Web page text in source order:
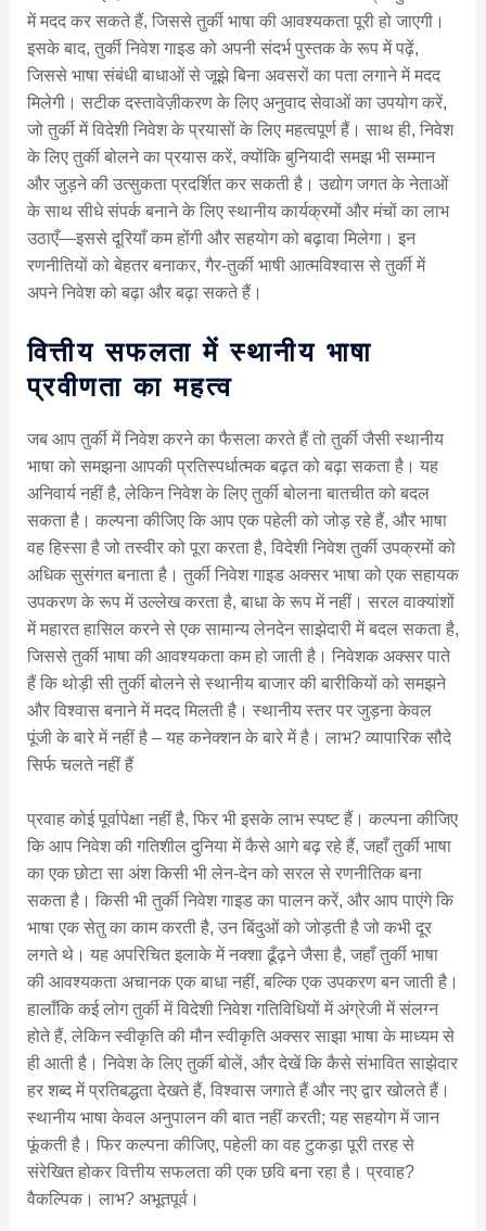
में मदद कर सकते हैं, जिससे तुर्की भाषा की आवश्यकता पूरी हो जाएगी।
इसके बाद, तुर्की निवेश गाइड को अपनी संदर्भ पुस्तक के रूप में पढ़ें,
जिससे भाषा संबंधी बाधाओं से जूझे बिना अवसरों का पता लगाने में मदद
मिलेगी। सटीक दस्तावेज़ीकरण के लिए अनुवाद सेवाओं का उपयोग करें,
जो तुर्की में विदेशी निवेश के प्रयासों के लिए महत्वपूर्ण हैं। साथ ही, निवेश
के लिए तुर्की बोलने का प्रयास करें, क्योंकि बुनियादी समझ भी सम्मान
और जुड़ने की उत्सुकता प्रदर्शित कर सकती है। उद्योग जगत के नेताओं
के साथ सीधे संपर्क बनाने के लिए स्थानीय कार्यक्रमों और मंचों का लाभ
उठाएँ—इससे दूरियाँ कम होंगी और सहयोग को बढ़ावा मिलेगा। इन
रणनीतियों को बेहतर बनाकर, गैर-तुर्की भाषी आत्मविश्वास से तुर्की में
अपने निवेश को बढ़ा और बढ़ा सकते हैं।
वित्तीय सफलता में स्थानीय भाषा
प्रवीणता का महत्व
जब आप तुर्की में निवेश करने का फैसला करते हैं तो तुर्की जैसी स्थानीय
भाषा को समझना आपकी प्रतिस्पर्धात्मक बढ़त को बढ़ा सकता है। यह
अनिवार्य नहीं है, लेकिन निवेश के लिए तुर्की बोलना बातचीत को बदल
सकता है। कल्पना कीजिए कि आप एक पहेली को जोड़ रहे हैं, और भाषा
वह हिस्सा है जो तस्वीर को पूरा करता है, विदेशी निवेश तुर्की उपक्रमों को
अधिक सुसंगत बनाता है। तुर्की निवेश गाइड अक्सर भाषा को एक सहायक
उपकरण के रूप में उल्लेख करता है, बाधा के रूप में नहीं। सरल वाक्यांशों
में महारत हासिल करने से एक सामान्य लेनदेन साझेदारी में बदल सकता है,
जिससे तुर्की भाषा की आवश्यकता कम हो जाती है। निवेशक अक्सर पाते
हैं कि थोड़ी सी तुर्की बोलने से स्थानीय बाजार की बारीकियों को समझने
और विश्वास बनाने में मदद मिलती है। स्थानीय स्तर पर जुड़ना केवल
पूंजी के बारे में नहीं है – यह कनेक्शन के बारे में है। लाभ? व्यापारिक सौदे
सिर्फ चलते नहीं हैं
प्रवाह कोई पूर्वापेक्षा नहीं है, फिर भी इसके लाभ स्पष्ट हैं। कल्पना कीजिए
कि आप निवेश की गतिशील दुनिया में कैसे आगे बढ़ रहे हैं, जहाँ तुर्की भाषा
का एक छोटा सा अंश किसी भी लेन-देन को सरल से रणनीतिक बना
सकता है। किसी भी तुर्की निवेश गाइड का पालन करें, और आप पाएंगे कि
भाषा एक सेतु का काम करती है, उन बिंदुओं को जोड़ती है जो कभी दूर
लगते थे। यह अपरिचित इलाके में नक्शा ढूँढ़ने जैसा है, जहाँ तुर्की भाषा
की आवश्यकता अचानक एक बाधा नहीं, बल्कि एक उपकरण बन जाती है।
हालाँकि कई लोग तुर्की में विदेशी निवेश गतिविधियों में अंग्रेजी में संलग्न
होते हैं, लेकिन स्वीकृति की मौन स्वीकृति अक्सर साझा भाषा के माध्यम से
ही आती है। निवेश के लिए तुर्की बोलें, और देखें कि कैसे संभावित साझेदार
हर शब्द में प्रतिबद्धता देखते हैं, विश्वास जगाते हैं और नए द्वार खोलते हैं।
स्थानीय भाषा केवल अनुपालन की बात नहीं करती; यह सहयोग में जान
फूंकती है। फिर कल्पना कीजिए, पहेली का वह टुकड़ा पूरी तरह से
संरेखित होकर वित्तीय सफलता की एक छवि बना रहा है। प्रवाह?
वैकल्पिक। लाभ? अभूतपूर्व।